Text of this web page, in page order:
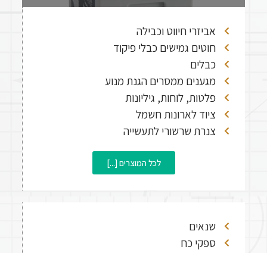
אביזרי חיווט וכבילה
חוטים גמישים כבלי פיקוד
כבלים
מגענים ממסרים הגנת מנוע
פלטות, לוחות, גיליונות
ציוד לארונות חשמל
צנרת שרשורי לתעשייה
לכל המוצרים [...]
שנאים
ספקי כח